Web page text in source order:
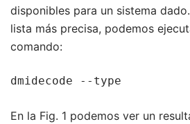
disponibles para un sistema
lista más precisa, podemos
comando:
dmidecode --type
En la Fig. 1 podemos ver un